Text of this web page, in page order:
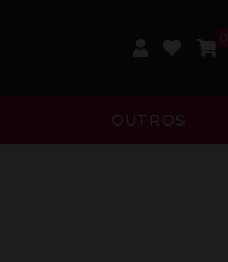
OUTROS